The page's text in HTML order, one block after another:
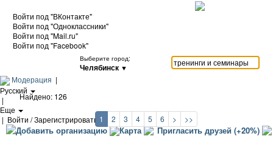
Войти под "ВКонтакте"
Войти под "Одноклассники"
Войти под "Mail.ru"
Войти под "Facebook"
Выберите город:
Челябинск ▼
Модерация |
Русский
|
Еще
| Войти / Зарегистрироваться
Добавить организацию Карта Пригласить друзей (+20%)
Найдено: 126
1 2 3 4 5 6 > >>